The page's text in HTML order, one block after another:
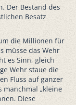
Der Bestand des
Besatz
die Millionen für
müsse das Wehr
es Sinn, gleich
Wehr staue die
Fluss auf ganzer
manchmal „kleine
Diese